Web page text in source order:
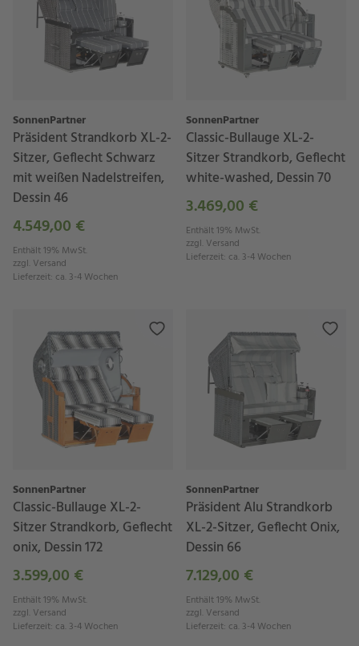
SonnenPartner
Präsident Strandkorb XL-2-
Sitzer, Geflecht Schwarz
mit weißen Nadelstreifen,
Dessin 46
4.549,00 €
Enthält 19% MwSt.
zzgl. Versand
Lieferzeit: ca. 3-4 Wochen
SonnenPartner
Classic-Bullauge XL-2-
Sitzer Strandkorb, Geflecht
white-washed, Dessin 70
3.469,00 €
Enthält 19% MwSt.
zzgl. Versand
Lieferzeit: ca. 3-4 Wochen
SonnenPartner
Classic-Bullauge XL-2-
Sitzer Strandkorb, Geflecht
onix, Dessin 172
3.599,00 €
Enthält 19% MwSt.
zzgl. Versand
Lieferzeit: ca. 3-4 Wochen
SonnenPartner
Präsident Alu Strandkorb
XL-2-Sitzer, Geflecht Onix,
Dessin 66
7.129,00 €
Enthält 19% MwSt.
zzgl. Versand
Lieferzeit: ca. 3-4 Wochen